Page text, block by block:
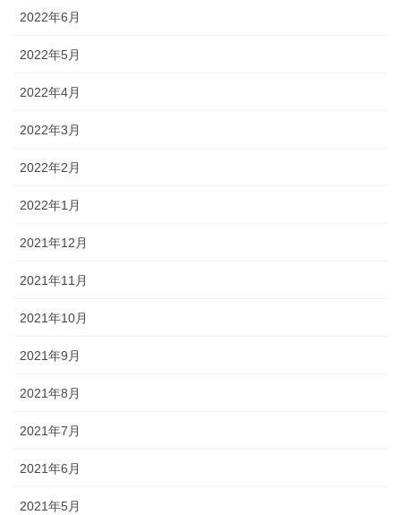
2022年6月
2022年5月
2022年4月
2022年3月
2022年2月
2022年1月
2021年12月
2021年11月
2021年10月
2021年9月
2021年8月
2021年7月
2021年6月
2021年5月